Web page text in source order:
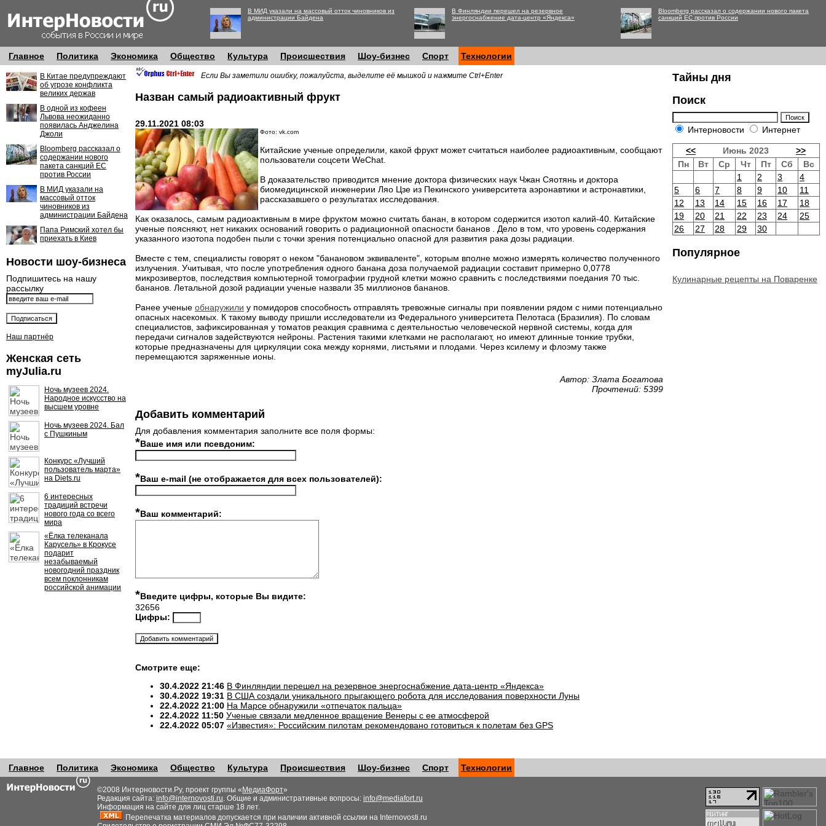
В МИД указали на массовый отток чиновников из
администрации Байдена
В Финляндии перешел на резервное
энергоснабжение дата-центр «Яндекса»
Bloomberg рассказал о содержании нового пакета
санкций ЕС против России
Главное Политика Экономика Общество Культура Происшествия Шоу-бизнес Спорт Технологии
В Китае предупреждают
об угрозе конфликта
великих держав
В одной из кофеен
Львова неожиданно
появилась Анджелина
Джоли
Bloomberg рассказал о
содержании нового
пакета санкций ЕС
против России
В МИД указали на
массовый отток
чиновников из
администрации Байдена
Папа Римский хотел бы
приехать в Киев
Новости шоу-бизнеса
Подпишитесь на нашу
рассылку
Наш партнёр
Женская сеть
myJulia.ru
Ночь музеев 2024.
Народное искусство на
высшем уровне
Ночь музеев 2024. Бал
с Пушкиным
Конкурс «Лучший
пользователь марта»
на Diets.ru
6 интересных
традиций встречи
нового года со всего
мира
«Ёлка телеканала
Карусель» в Крокусе
подарит
незабываемый
новогодний праздник
всем поклонникам
российской анимации
Если Вы заметили ошибку, пожалуйста, выделите её мышкой и нажмите Ctrl+Enter
Назван самый радиоактивный фрукт
29.11.2021 08:03
Фото: vk.com
Китайские ученые определили, какой фрукт может считаться наиболее радиоактивным, сообщают
пользователи соцсети WeChat.
В доказательство приводится мнение доктора физических наук Чжан Сяотянь и доктора
биомедицинской инженерии Ляо Цзе из Пекинского университета аэронавтики и астронавтики,
рассказавшего о результатах исследования.
Как оказалось, самым радиоактивным в мире фруктом можно считать банан, в котором содержится изотоп калий-40. Китайские
ученые поясняют, нет никаких оснований говорить о радиационной опасности бананов . Дело в том, что уровень содержания
указанного изотопа подобен пыли с точки зрения потенциально опасной для развития рака дозы радиации.
Вместе с тем, специалисты говорят о неком "банановом эквиваленте", которым вполне можно измерять количество полученного
излучения. Учитывая, что после употребления одного банана доза получаемой радиации составит примерно 0,0778
микрозивертов, последствия компьютерной томографии грудной клетки можно сравнить с последствиями поедания 70 тыс.
бананов. Летальной дозой радиации ученые назвали 35 миллионов бананов.
Ранее ученые обнаружили у помидоров способность отправлять тревожные сигналы при появлении рядом с ними потенциально
опасных насекомых. К такому выводу пришли исследователи из Федерального университета Пелотаса (Бразилия). По словам
специалистов, зафиксированная у томатов реакция сравнима с деятельностью человеческой нервной системы, когда для
передачи сигналов задействуются нейроны. Растения такими клетками не располагают, но имеют длинные тонкие трубки,
которые предназначены для циркуляции сока между корнями, листьями и плодами. Через ксилему и флоэму также
перемещаются заряженные ионы.
Автор: Злата Богатова
Прочтений: 5399
Добавить комментарий
Для добавления комментария заполните все поля формы:
*Ваше имя или псевдоним:
*Ваш e-mail (не отображается для всех пользователей):
*Ваш комментарий:
*Введите цифры, которые Вы видите:
32656
Цифры:
Смотрите еще:
30.4.2022 21:46 В Финляндии перешел на резервное энергоснабжение дата-центр «Яндекса»
30.4.2022 19:31 В США создали уникального прыгающего робота для исследования поверхности Луны
22.4.2022 21:00 На Марсе обнаружили «отпечаток пальца»
22.4.2022 11:50 Ученые связали медленное вращение Венеры с ее атмосферой
22.4.2022 05:07 «Известия»: Российским пилотам рекомендовано готовиться к полетам без GPS
Тайны дня
Поиск
Интерновости Интернет
<< Июнь 2023
>>
Пн
Вт Ср Чт Пт Сб
Вс
1
2 3
4
5
6 7 8 9 10
11
12
13 14 15 16 17
18
19
20 21 22 23 24
25
26
27 28 29 30
Популярное
Кулинарные рецепты на Поваренке
Главное Политика Экономика Общество Культура Происшествия Шоу-бизнес Спорт Технологии
©2008 Интерновости.Ру, проект группы « МедиаФорт»
Редакция сайта: info@internovosti.ru. Общие и административные вопросы: info@mediafort.ru
Информация на сайте для лиц старше 18 лет.
Перепечатка материалов допускается при наличии активной ссылки на Internovosti.ru